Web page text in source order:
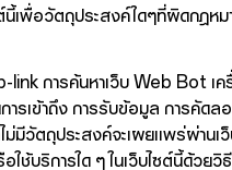
ต์นี้เพื่อวัตถุประสงค์ใดๆที่ผิดกฎห
link การค้นหาเว็บ Web Bot
การเข้าถึง การรับข้อมูล การคั
มีวัตถุประสงค์จะเผยแพร่ผ่านเ
ใช้บริการใด ๆ ในเว็บไซต์นี้ด้วย